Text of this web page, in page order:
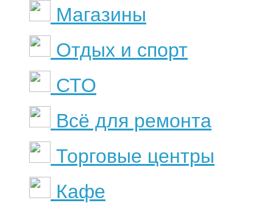
Магазины
Отдых и спорт
СТО
Всё для ремонта
Торговые центры
Кафе